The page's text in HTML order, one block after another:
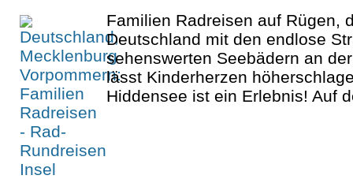
Familien Radreisen auf Rügen,
Deutschland mit den endlose
sehenswerten Seebädern an
lässt Kinderherzen
Hiddensee ist ein Erlebnis! Auf